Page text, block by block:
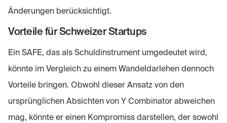
Änderungen berücksichtigt.
Vorteile für Schweizer Startups
Ein SAFE, das als Schuldinstrument umgedeutet wird,
könnte im Vergleich zu einem Wandeldarlehen dennoch
Vorteile bringen. Obwohl dieser Ansatz von den
ursprünglichen Absichten von Y Combinator abweichen
mag, könnte er einen Kompromiss darstellen, der sowohl